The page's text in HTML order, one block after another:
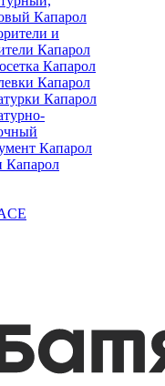
Капарол
и
Капарол
Капарол
Капарол
Капарол
Капарол
Капарол